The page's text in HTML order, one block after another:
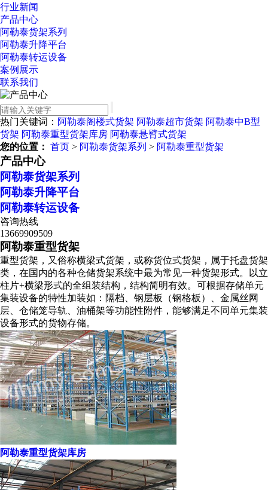
行业新闻
产品中心
阿勒泰货架系列
阿勒泰升降平台
阿勒泰转运设备
案例展示
联系我们
热门关键词： 阿勒泰阁楼式货架 阿勒泰超市货架 阿勒泰中B型
货架 阿勒泰重型货架库房 阿勒泰悬臂式货架
您的位置： 首页 > 阿勒泰货架系列 > 阿勒泰重型货架
产品中心
阿勒泰货架系列
阿勒泰升降平台
阿勒泰转运设备
咨询热线
13669909509
阿勒泰重型货架
重型货架，又俗称横梁式货架，或称货位式货架，属于托盘货架
类，在国内的各种仓储货架系统中最为常见一种货架形式。以立
柱片+横梁形式的全组装结构，结构简明有效。可根据存储单元
集装设备的特性加装如：隔档、钢层板（钢格板）、金属丝网
层、仓储笼导轨、油桶架等功能性附件，能够满足不同单元集装
设备形式的货物存储。
阿勒泰重型货架库房